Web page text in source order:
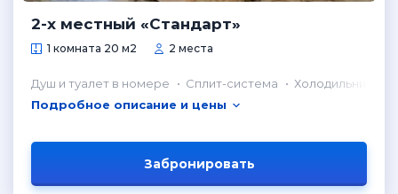
2-х местный «Стандарт»
1 комната 20 м2 2 места
Душ и туалет в номере Сплит-система
Холодильник в
Подробное описание и цены
Забронировать